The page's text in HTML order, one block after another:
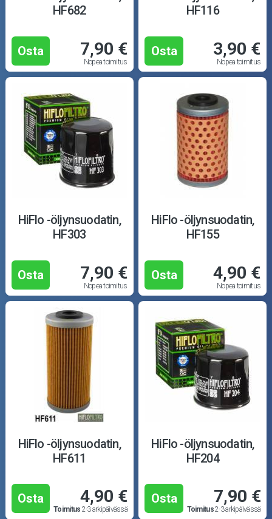
HF682
Osta 7,90 €
Nopea toimitus
HF116
Osta 3,90 €
Nopea toimitus
HiFlo -öljynsuodatin,
HF303
Osta 7,90 €
Nopea toimitus
HiFlo -öljynsuodatin,
HF155
Osta 4,90 €
Nopea toimitus
HiFlo -öljynsuodatin,
HF611
Osta 4,90 €
Toimitus 2-3 arkipäivässä
HiFlo -öljynsuodatin,
HF204
Osta 7,90 €
Toimitus2-3 arkipäivässä